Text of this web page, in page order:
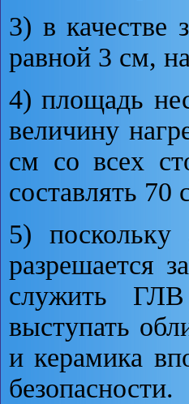
3) в качестве
равной 3 см,
4) площадь
величину
см со всех
составлять 70
5) поскольку
разрешается
служить
выступать
и керамика
безопасности.